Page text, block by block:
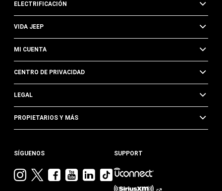
ELECTRIFICACIÓN
VIDA JEEP
MI CUENTA
CENTRO DE PRIVACIDAD
LEGAL
PROPIETARIOS Y MÁS
SÍGUENOS
VisitaVisitaVisitaVisitaVisita
Jeep
Visita
Jeep
SUPPORT